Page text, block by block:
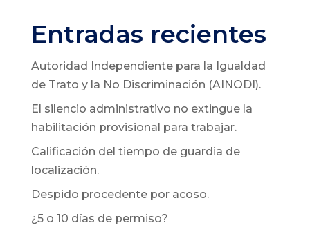
Entradas recientes
Autoridad Independiente para la Igualdad
de Trato y la No Discriminación (AINODI).
El silencio administrativo no extingue la
habilitación provisional para trabajar.
Calificación del tiempo de guardia de
localización.
Despido procedente por acoso.
¿5 o 10 días de permiso?